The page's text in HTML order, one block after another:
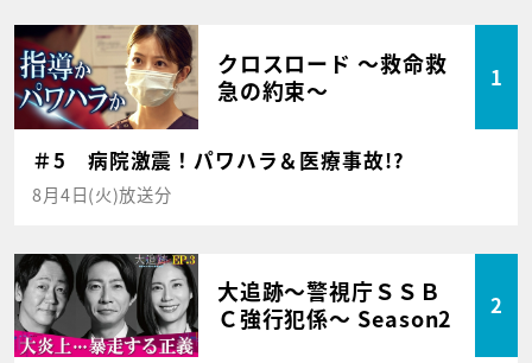
クロスロード ～救命救
急の約束～
1
＃5 病院激震！パワハラ＆医療事故!?
8月4日(火)放送分
大追跡～警視庁ＳＳＢ
Ｃ強行犯係～ Season2
2